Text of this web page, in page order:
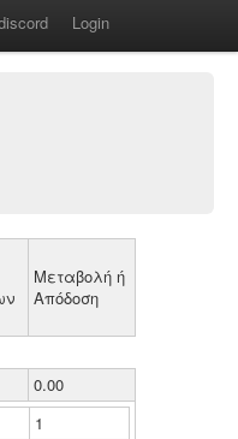
Login
Μεταβολή ή
Απόδοση
0.00
1